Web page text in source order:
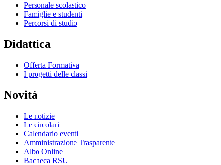
Personale scolastico
Famiglie e studenti
Percorsi di studio
Didattica
Offerta Formativa
I progetti delle classi
Novità
Le notizie
Le circolari
Calendario eventi
Amministrazione Trasparente
Albo Online
Bacheca RSU